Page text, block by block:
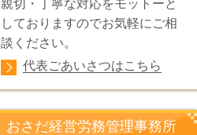
親切・丁寧な対応をモットーと
しておりますのでお気軽にご相
談ください。
代表ごあいさつはこちら
おさだ経営労務管理事務所